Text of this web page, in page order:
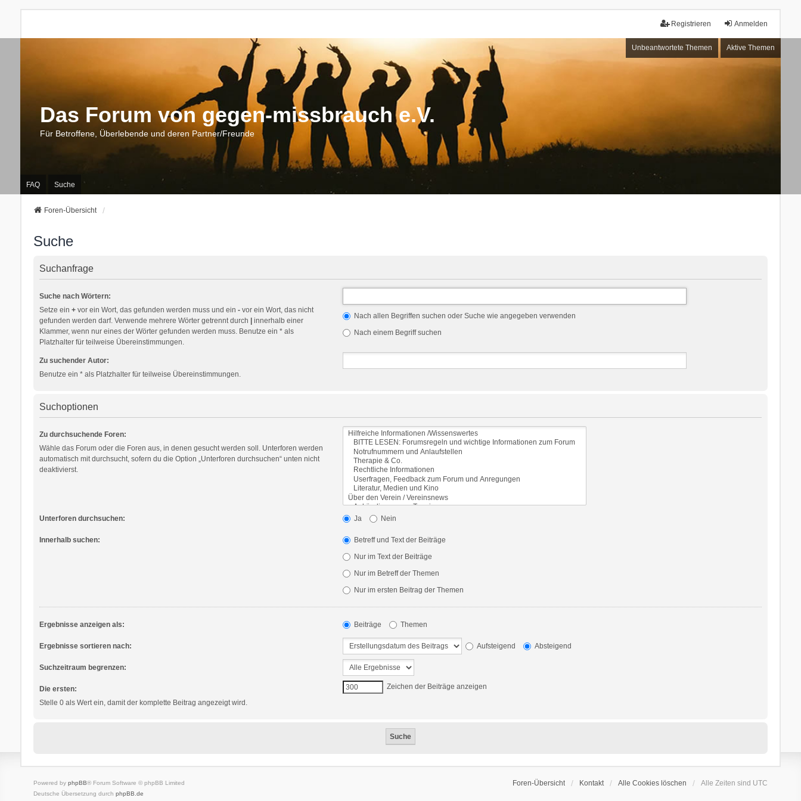
Anmelden
Registrieren
Unbeantwortete Themen Aktive Themen
Das Forum von gegen-missbrauch e.V.
Für Betroffene, Überlebende und deren Partner/Freunde
FAQ Suche
Foren-Übersicht
Suche
Suchanfrage
Suche nach Wörtern:
Setze ein +vor ein Wort, das gefunden werden muss und ein -vor ein Wort, das nicht
gefunden werden darf. Verwende mehrere Wörter getrennt durch
innerhalb einer
Klammer, wenn nur eines der Wörter gefunden werden muss. Benutze ein * als
Platzhalter für teilweise Übereinstimmungen.
Nach allen Begriffen suchen oder Suche wie angegeben verwenden
Nach einem Begriff suchen
Zu suchender Autor:
Benutze ein * als Platzhalter für teilweise Übereinstimmungen.
Suchoptionen
Zu durchsuchende Foren:
Wähle das Forum oder die Foren aus, in denen gesucht werden soll. Unterforen werden
automatisch mit durchsucht, sofern du die Option „Unterforen durchsuchen“ unten nicht
deaktivierst.
Unterforen durchsuchen: Ja Nein
Innerhalb suchen:
Betreff und Text der Beiträge
Nur im Text der Beiträge
Nur im Betreff der Themen
Nur im ersten Beitrag der Themen
Ergebnisse anzeigen als: Beiträge Themen
Ergebnisse sortieren nach: Aufsteigend Absteigend
Suchzeitraum begrenzen:
Die ersten:
Stelle 0 als Wert ein, damit der komplette Beitrag angezeigt wird.
Zeichen der Beiträge anzeigen
Foren-Übersicht Kontakt Alle Cookies löschen Alle Zeiten sind UTC
Powered by phpBB® Forum Software © phpBB Limited
Deutsche Übersetzung durch phpBB.de